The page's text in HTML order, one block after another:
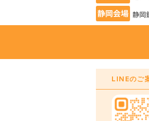
LINEのご